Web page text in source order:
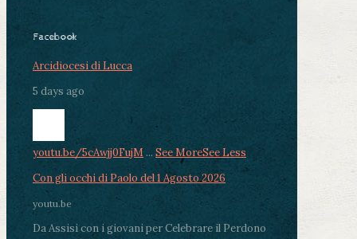
Facebook
Arcidiocesi di Lucca
5 days ago
youtu.be/5cAwjj0FujM ... See MoreSee Less
Con gli occhi di Paolo del 1 Agosto 2026
youtu.be
Da Assisi con i giovani per Celebrare il Perdono